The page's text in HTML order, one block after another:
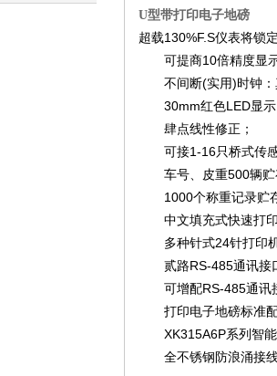
U型带打印电子地磅
超载130%F.S仪表将锁
可提商10倍精度显
不间断(实用)时钟：
30mm红色LED显示
肆点线性修正；
可接1-16只桥式传
车号、皮重500辆贮
1000个称重记录贮
中文填充式快速打
多种针式24针打印
贰路RS-485通讯接
可增配RS-485通讯
打印电子地磅标准
XK315A6P系列智能
全不锈钢防浪涌接